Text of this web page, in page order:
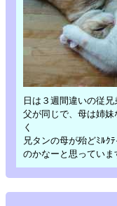
日は３週間違いの従兄
父が同じで、母は姉
く
兄タンの母が殆どﾐﾙｸ
のかなーと思っていま